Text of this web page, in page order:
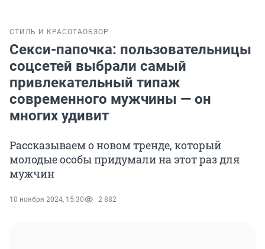
СТИЛЬ И КРАСОТАОБЗОР
Секси-папочка: пользовательницы
соцсетей выбрали самый
привлекательный типаж
современного мужчины — он
многих удивит
Рассказываем о новом тренде, который
молодые особы придумали на этот раз для
мужчин
10 ноября 2024, 15:30 2 882